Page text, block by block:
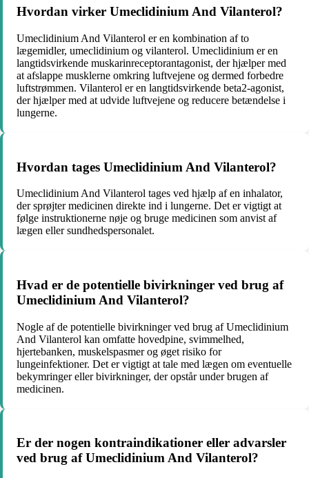
Hvordan virker Umeclidinium And Vilanterol?
Umeclidinium And Vilanterol er en kombination af to
lægemidler, umeclidinium og vilanterol. Umeclidinium er en
langtidsvirkende muskarinreceptorantagonist, der hjælper med
at afslappe musklerne omkring luftvejene og dermed forbedre
luftstrømmen. Vilanterol er en langtidsvirkende beta2-agonist,
der hjælper med at udvide luftvejene og reducere betændelse i
lungerne.
Hvordan tages Umeclidinium And Vilanterol?
Umeclidinium And Vilanterol tages ved hjælp af en inhalator,
der sprøjter medicinen direkte ind i lungerne. Det er vigtigt at
følge instruktionerne nøje og bruge medicinen som anvist af
lægen eller sundhedspersonalet.
Hvad er de potentielle bivirkninger ved brug af
Umeclidinium And Vilanterol?
Nogle af de potentielle bivirkninger ved brug af Umeclidinium
And Vilanterol kan omfatte hovedpine, svimmelhed,
hjertebanken, muskelspasmer og øget risiko for
lungeinfektioner. Det er vigtigt at tale med lægen om eventuelle
bekymringer eller bivirkninger, der opstår under brugen af
medicinen.
Er der nogen kontraindikationer eller advarsler
ved brug af Umeclidinium And Vilanterol?